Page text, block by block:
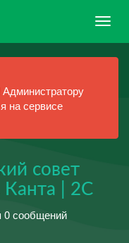
на сервисе
совет
| 2С
0 сообщений